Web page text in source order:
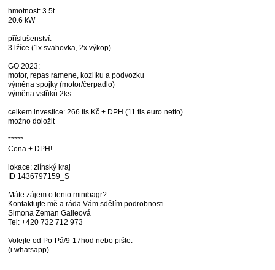
hmotnost: 3.5t
20.6 kW
příslušenství:
3 lžíce (1x svahovka, 2x výkop)
GO 2023:
motor, repas ramene, kozlíku a podvozku
výměna spojky (motor/čerpadlo)
výměna vstřiků 2ks
celkem investice: 266 tis Kč + DPH (11 tis euro netto)
možno doložit
*****
Cena + DPH!
lokace: zlínský kraj
ID 1436797159_S
Máte zájem o tento minibagr?
Kontaktujte mě a ráda Vám sdělím podrobnosti.
Simona Zeman Galleová
Tel: +420 732 712 973
Volejte od Po-Pá/9-17hod nebo pište.
(i whatsapp)